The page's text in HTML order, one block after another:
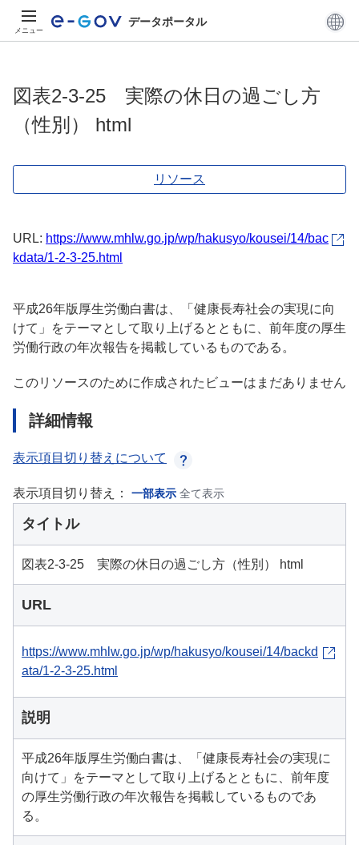
メニュー
データポータル
図表2-3-25 実際の休日の過ごし方
（性別） html
リソース
URL: https://www.mhlw.go.jp/wp/hakusyo/kousei/14/bac
kdata/1-2-3-25.html
平成26年版厚生労働白書は、「健康長寿社会の実現に向
けて」をテーマとして取り上げるとともに、前年度の厚生
労働行政の年次報告を掲載しているものである。
このリソースのために作成されたビューはまだありません
詳細情報
表示項目切り替えについて
表示項目切り替え： 一部表示 全て表示
タイトル
図表2-3-25 実際の休日の過ごし方（性別） html
URL
https://www.mhlw.go.jp/wp/hakusyo/kousei/14/backd
ata/1-2-3-25.html
説明
平成26年版厚生労働白書は、「健康長寿社会の実現に
向けて」をテーマとして取り上げるとともに、前年度
の厚生労働行政の年次報告を掲載しているものであ
る。